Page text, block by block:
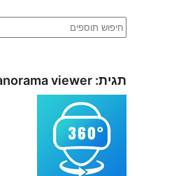
חיפוש
תגית: viewer